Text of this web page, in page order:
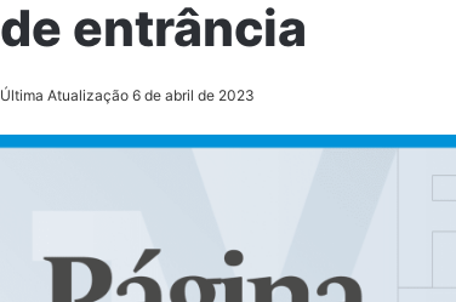
de entrância
Última Atualização 6 de abril de 2023